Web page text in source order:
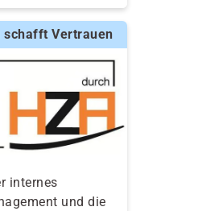
Vertrauen
internes
und die